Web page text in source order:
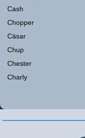
Cash
Chopper
Cäsar
Chup
Chester
Charly